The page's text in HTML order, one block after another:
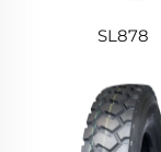
SL878